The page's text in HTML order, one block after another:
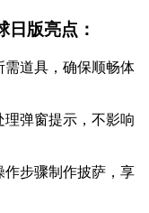
日版亮点：
需道具，确保顺畅体
理弹窗提示，不影响
作步骤制作披萨，享